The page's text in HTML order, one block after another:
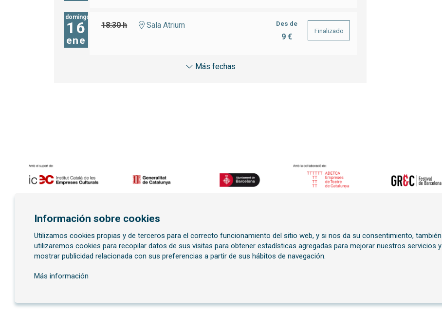
domingo
16
ene
18:30 h Sala Atrium Des de
9 €
Finalizado
Más fechas
Suscríbete al boletín
Información sobre cookies
Utilizamos cookies propias y de terceros para el correcto funcionamiento del sitio web, y si nos da su consentimiento, también
utilizaremos cookies para recopilar datos de sus visitas para obtener estadísticas agregadas para mejorar nuestros servicios y
mostrar publicidad relacionada con sus preferencias a partir de sus hábitos de navegación.
Más información